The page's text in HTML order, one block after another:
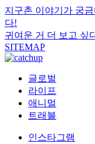
지구촌 이야기가 궁
다!
귀여운 거 더 보고 싶
SITEMAP
글로벌
라이프
애니멀
트래블
인스타그램